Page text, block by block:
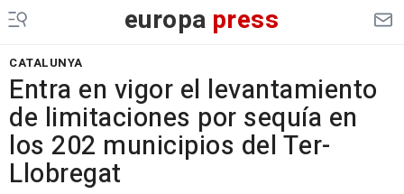
europa press
CATALUNYA
Entra en vigor el levantamiento
de limitaciones por sequía en
los 202 municipios del Ter-
Llobregat